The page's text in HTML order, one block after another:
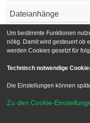
Dateianhänge
Welche Dateianhänge sind
Die Board-Administration
verbieten. Falls du dir nicht
Administration.
Nach oben
Kann ich eine Übersicht all
Um eine Liste all deiner
Um bestimmte Funktionen
nötig. Damit wird gesteuert ob
werden Cookies gesetzt für
Technisch notwendige
Die Einstellungen können
Zu den Cookie-